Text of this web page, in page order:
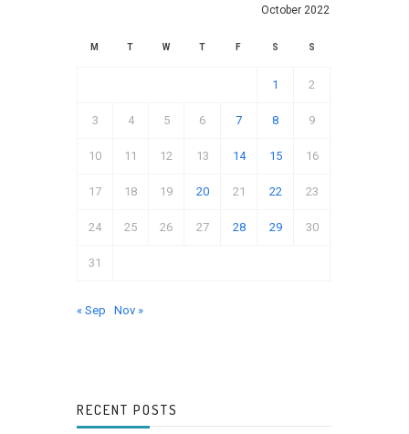
October 2022
M T W T F S S
1 2
3 4 5 6 7 8 9
10 11 12 13 14 15 16
17 18 19 20 21 22 23
24 25 26 27 28 29 30
31
« Sep Nov »
RECENT POSTS